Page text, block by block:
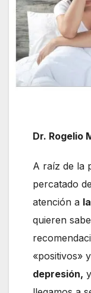
Dr. Rogelio
A raíz de la
percatado
atención a
quieren
«positivos»
depresión,